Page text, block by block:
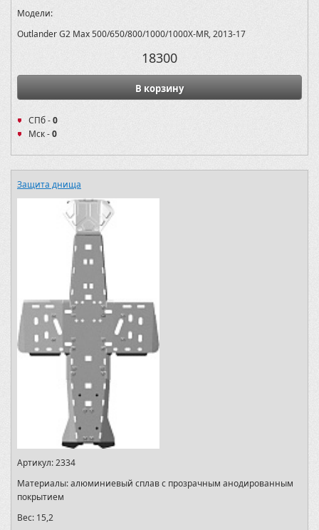
Модели:
Outlander G2 Max 500/650/800/1000/1000X-MR, 2013-17
18300
В корзину
СПб -0
Мск -0
Защита днища
Артикул:2334
Материалы:алюминиевый сплав с прозрачным анодированным
покрытием
Вес: 15,2